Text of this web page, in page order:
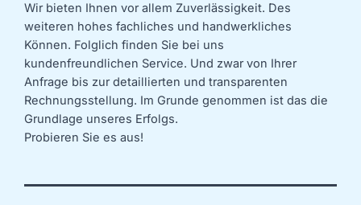
Wir bieten Ihnen vor allem Zuverlässigkeit. Des
weiteren hohes fachliches und handwerkliches
Können. Folglich finden Sie bei uns
kundenfreundlichen Service. Und zwar von Ihrer
Anfrage bis zur detaillierten und transparenten
Rechnungsstellung. Im Grunde genommen ist das die
Grundlage unseres Erfolgs.
Probieren Sie es aus!